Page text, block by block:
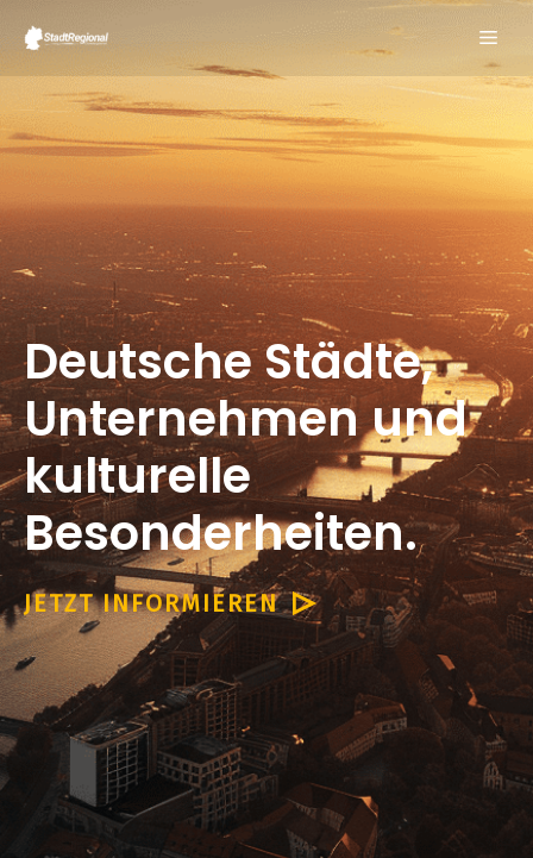
Inhalt
springen
Deutsche Städte,
Unternehmen und
kulturelle
Besonderheiten.
JETZT INFORMIEREN